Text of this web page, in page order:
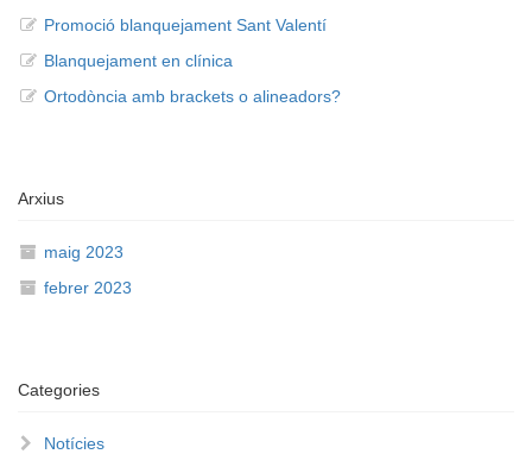
Promoció blanquejament Sant Valentí
Blanquejament en clínica
Ortodòncia amb brackets o alineadors?
Arxius
maig 2023
febrer 2023
Categories
Notícies